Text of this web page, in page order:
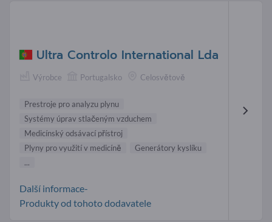
Ultra Controlo International Lda
Výrobce Portugalsko Celosvětově
Prestroje pro analyzu plynu
Systémy úprav stlačeným vzduchem
Medicínský odsávací přístroj
Plyny pro využití v medicíně
Generátory kyslíku
...
Další informace-
Produkty od tohoto dodavatele